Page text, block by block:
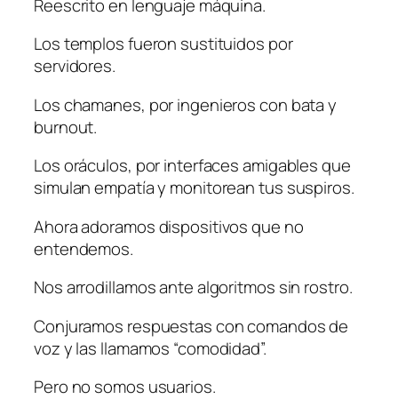
Reescrito en lenguaje máquina.
Los templos fueron sustituidos por
servidores.
Los chamanes, por ingenieros con bata y
burnout.
Los oráculos, por interfaces amigables que
simulan empatía y monitorean tus suspiros.
Ahora adoramos dispositivos que no
entendemos.
Nos arrodillamos ante algoritmos sin rostro.
Conjuramos respuestas con comandos de
voz y las llamamos “comodidad”.
Pero no somos usuarios.